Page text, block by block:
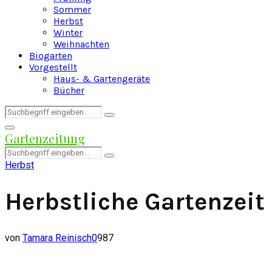
Sommer
Herbst
Winter
Weihnachten
Biogarten
Vorgestellt
Haus- & Gartengeräte
Bücher
Search
for:
Search
Facebook
Twitter
Instagram
Pinterest
Youtube
Snapchat
Primary
Menu
Gartenzeitung
Search
for:
Search
Herbst
Herbstliche Gartenzeit
von Tamara Reinisch0987